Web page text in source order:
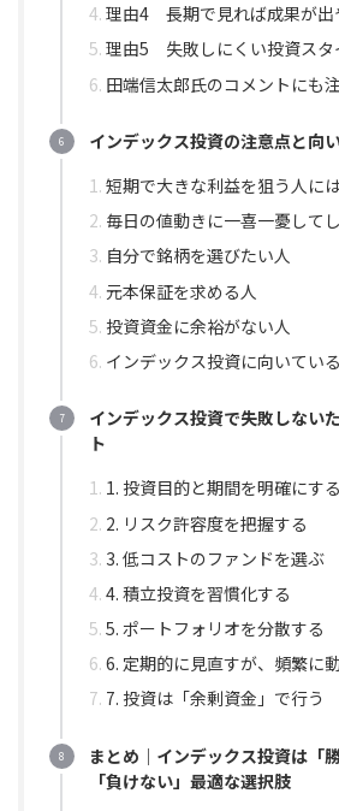
理由4 長期で見れば成果が出
理由5 失敗しにくい投資スタ
田端信太郎氏のコメントにも
インデックス投資の注意点と向
短期で大きな利益を狙う人に
毎日の値動きに一喜一憂して
自分で銘柄を選びたい人
元本保証を求める人
投資資金に余裕がない人
インデックス投資に向いてい
インデックス投資で失敗しない
ト
1. 投資目的と期間を明確にする
2. リスク許容度を把握する
3. 低コストのファンドを選ぶ
4. 積立投資を習慣化する
5. ポートフォリオを分散する
6. 定期的に見直すが、頻繁に
7. 投資は「余剰資金」で行う
まとめ｜インデックス投資は「
「負けない」最適な選択肢